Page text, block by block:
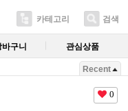
카테고리 검색
바구니 관심상품
Recent
0